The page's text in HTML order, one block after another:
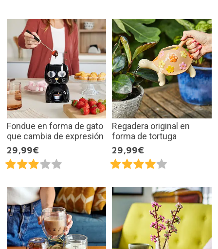
Fondue en forma de gato
que cambia de expresión
29,99€
Regadera original en
forma de tortuga
29,99€